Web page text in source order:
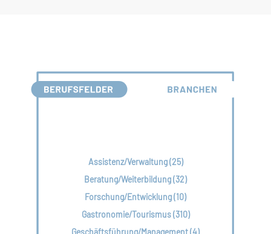
Assistenz/Verwaltung (25)
Beratung/Weiterbildung (32)
Forschung/Entwicklung (10)
Gastronomie/Tourismus (310)